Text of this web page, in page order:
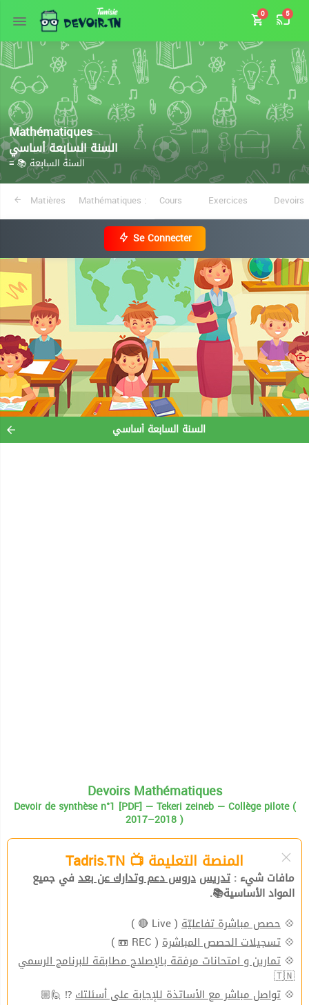
0 5
Mathématiques
السنة السابعة أساسي
≡ 📚 السنة السابعة
Matières Mathématiques : Cours Exercices Devoirs
Se Connecter
السنة السابعة أساسي
Devoirs Mathématiques
Devoir de synthèse n°1 [PDF] — Tekeri zeineb — Collège pilote (
2017–2018 )
المنصة التعليمة 📺 Tadris.TN
مافات شيء : تدريس دروس دعم وتدارك عن بعد في جميع
المواد الأساسية📚.
💠 حصص مباشرة تفاعليّة ( Live 🔴 )
💠 تسجيلات الحصص المباشرة ( REC 📼 )
💠 تمارين و امتحانات مرفقة بالإصلاح مطابقة للبرنامج الرسمي
🇹🇳
💠 تواصل مباشر مع الأساتذة للإجابة على أسئلتك⁉ 🙋🏼